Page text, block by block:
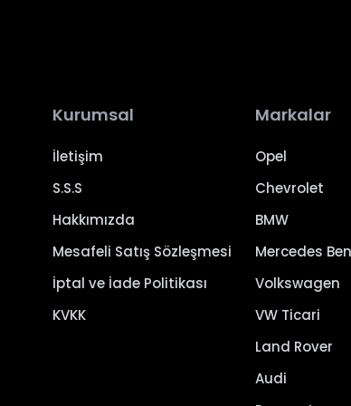
Kurumsal
İletişim
S.S.S
Hakkımızda
Mesafeli Satış Sözleşmesi
İptal ve İade Politikası
KVKK
Markalar
Opel
Chevrolet
BMW
Mercedes
Volkswagen
VW Ticari
Land Rover
Audi